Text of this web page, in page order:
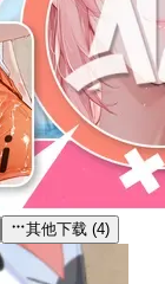
其他下载 (4)